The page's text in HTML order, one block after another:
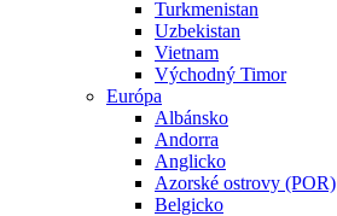
Turkmenistan
Uzbekistan
Vietnam
Východný Timor
Európa
Albánsko
Andorra
Anglicko
Azorské ostrovy (POR)
Belgicko